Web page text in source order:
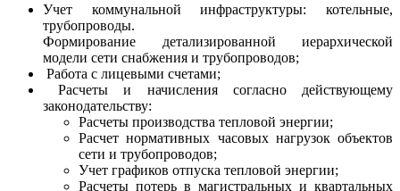
Учет коммунальной инфраструктуры: котельные,
трубопроводы.
Формирование детализированной иерархической
модели сети снабжения и трубопроводов;
Работа с лицевыми счетами;
Расчеты и начисления согласно действующему
законодательству:
Расчеты производства тепловой энергии;
Расчет нормативных часовых нагрузок объектов
сети и трубопроводов;
Учет графиков отпуска тепловой энергии;
Расчеты потерь в магистральных и квартальных